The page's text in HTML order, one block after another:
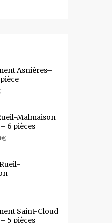
Asnières–
Malmaison
6 pièces
Saint-Cloud
5 pièces